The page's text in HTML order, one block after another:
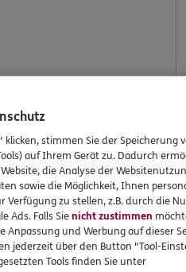
stimmen Sie der Speicherung
auf Ihrem Gerät zu. Dadurch
die Analyse der
sowie die Möglichkeit, Ihnen
Verfügung zu stellen, z.B. durch die
Ads. Falls Sienicht zustimmen
Anpassung und Werbung auf dieser
jederzeit über den Button "Tool-
Tools finden Sie unter